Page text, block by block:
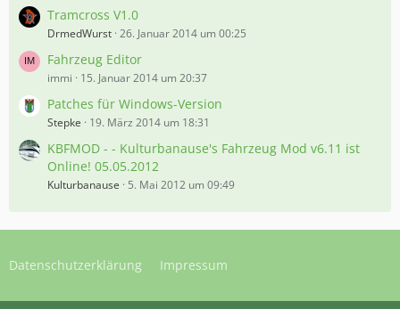
Tramcross V1.0
DrmedWurst 26. Januar 2014 um 00:25
Fahrzeug Editor
immi 15. Januar 2014 um 20:37
Patches für Windows-Version
Stepke 19. März 2014 um 18:31
KBFMOD - - Kulturbanause's Fahrzeug Mod v6.11 ist
Online! 05.05.2012
Kulturbanause 5. Mai 2012 um 09:49
Datenschutzerklärung Impressum